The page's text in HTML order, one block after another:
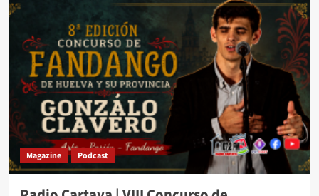
Magazine Podcast